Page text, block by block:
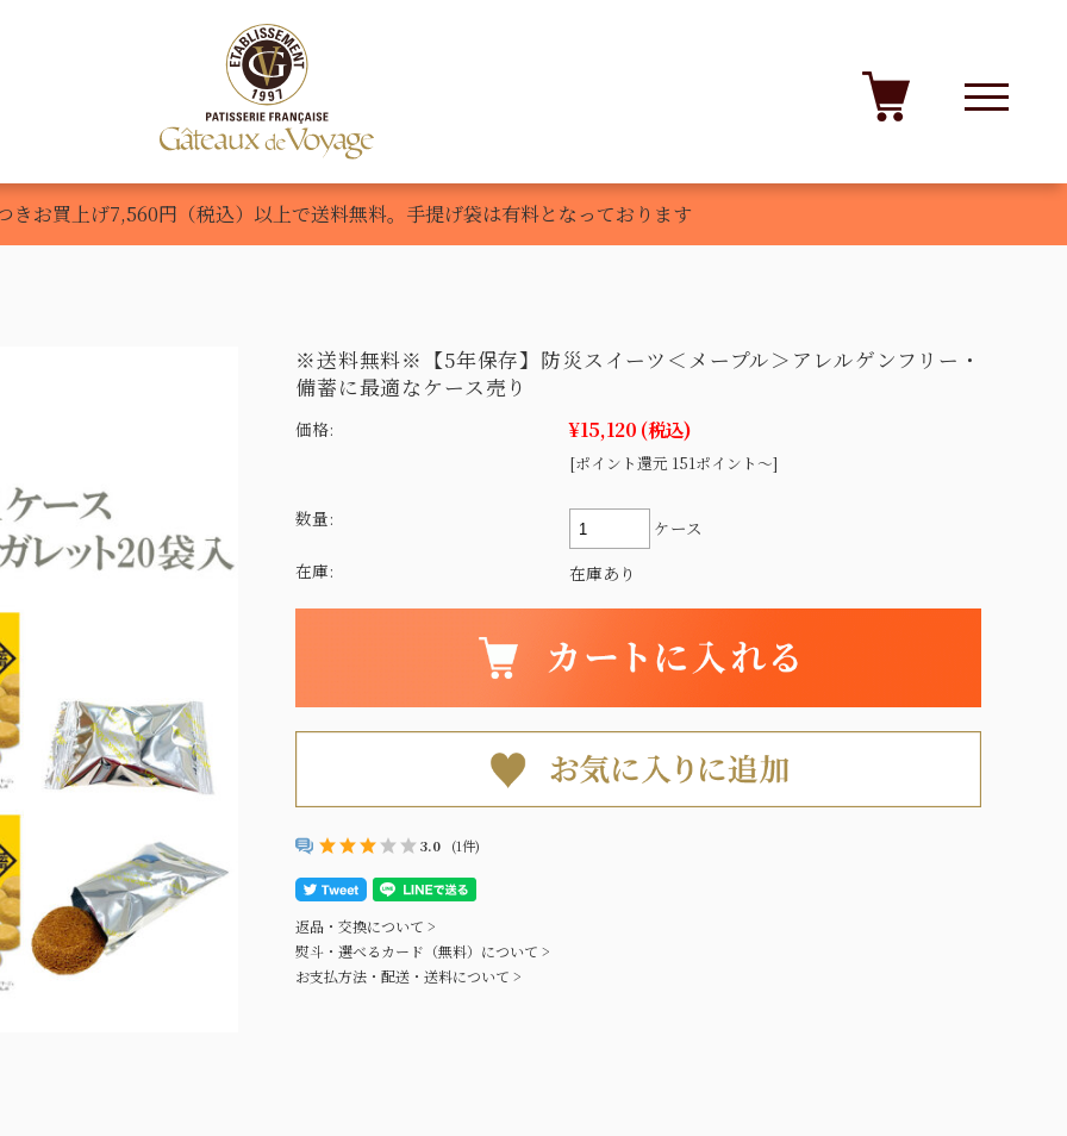
きお買上げ7,560円（税込）以上で送料無料。手提げ袋は有料となっております
LasOlas 商品一覧 ご利用ガイド
※送料無料※【5年保存】防災スイーツ＜メープル＞アレルゲンフリー・
備蓄に最適なケース売り
価格: ¥15,120 (税込)
[ポイント還元 151ポイント～]
数量:
ケース
在庫:
在庫あり
3.0 (1件)
返品・交換について >
熨斗・選べるカード（無料）について >
お支払方法・配送・送料について >